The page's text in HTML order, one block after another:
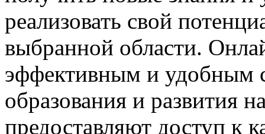
реализовать свой
выбранной области.
эффективным и удобным
образования и развития
предоставляют доступ к